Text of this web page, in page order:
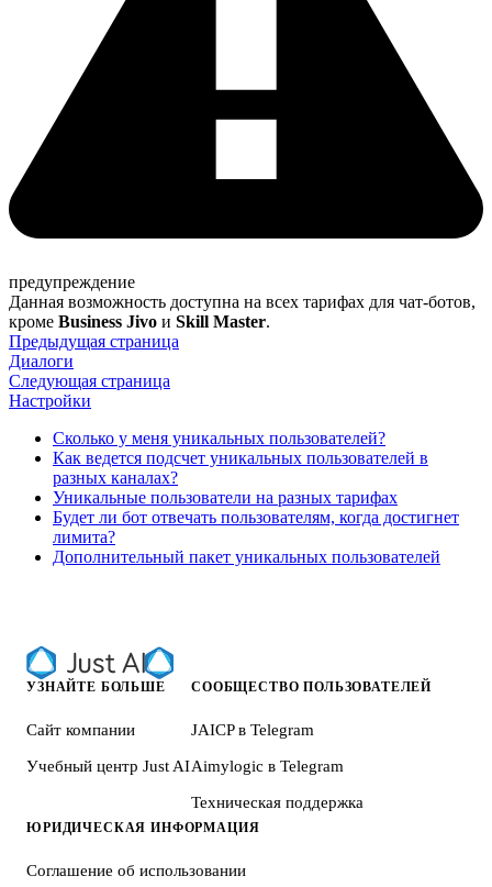
предупреждение
Данная возможность доступна на всех тарифах для чат-ботов,
кроме Business Jivo и Skill Master.
Предыдущая страница
Диалоги
Следующая страница
Настройки
Сколько у меня уникальных пользователей?
Как ведется подсчет уникальных пользователей в
разных каналах?
Уникальные пользователи на разных тарифах
Будет ли бот отвечать пользователям, когда достигнет
лимита?
Дополнительный пакет уникальных пользователей
УЗНАЙТЕ БОЛЬШЕ
Сайт компании
Учебный центр Just AI
СООБЩЕСТВО ПОЛЬЗОВАТЕЛЕЙ
JAICP в Telegram
Aimylogic в Telegram
Техническая поддержка
ЮРИДИЧЕСКАЯ ИНФОРМАЦИЯ
Соглашение об использовании